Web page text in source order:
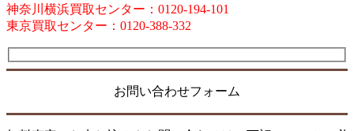
神奈川横浜買取センター：0120-194-101
東京買取センター：0120-388-332
お問い合わせフォーム